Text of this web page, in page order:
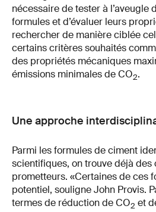
nécessaire de tester à l’aveugle
formules et d’évaluer leurs
rechercher de manière ciblée
certains critères souhaités
des propriétés mécaniques
émissions minimales de CO2.
Une approche
Parmi les formules de ciment
scientifiques, on trouve déjà des
prometteurs. «Certaines de ces
potentiel, souligne John Provis.
termes de réduction de CO2 et